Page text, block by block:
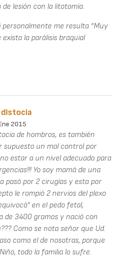
lesión con la litotomía.
personalmente me resulta “Muy
la parálisis braquial
2015
de hombros, es también
supuesto un mal control por
estar a un nivel adecuado para
Yo soy mamá de una
pasó por 2 cirugías y esta por
le rompió 2 nervios del plexo
en el pedo fetal,
de 3400 gramos y nació con
Como se nota señor que Ud.
como el de nosotras, porque
todo la familia lo sufre.